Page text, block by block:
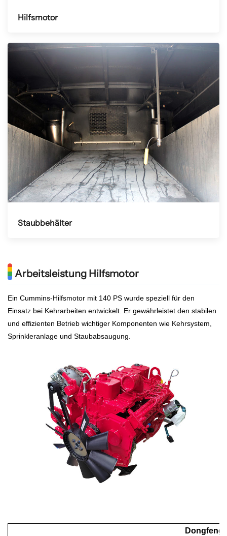
Hilfsmotor
Staubbehälter
Arbeitsleistung Hilfsmotor
Ein Cummins-Hilfsmotor mit 140 PS wurde speziell für den
Einsatz bei Kehrarbeiten entwickelt. Er gewährleistet den stabilen
und effizienten Betrieb wichtiger Komponenten wie Kehrsystem,
Sprinkleranlage und Staubabsaugung.
Dongfeng